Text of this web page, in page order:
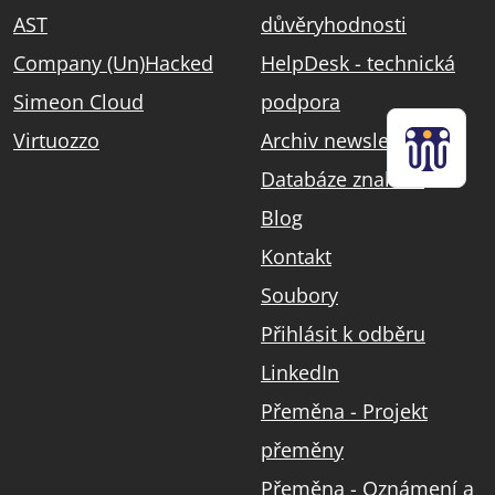
AST
Company (Un)Hacked
Simeon Cloud
Virtuozzo
důvěryhodnosti
HelpDesk - technická
podpora
Archiv newsletterů
Databáze znalostí
Blog
Kontakt
Soubory
Přihlásit k odběru
LinkedIn
Přeměna - Projekt
přeměny
Přeměna - Oznámení a